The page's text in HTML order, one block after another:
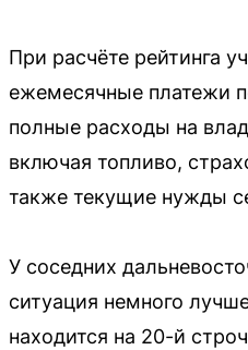
При расчёте рейтинга
ежемесячные платежи
полные расходы на
включая топливо,
также текущие нужды
У соседних
ситуация немного
находится на 20-й